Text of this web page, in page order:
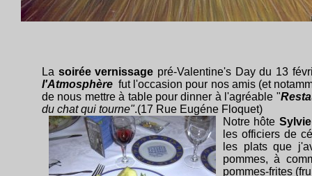
La soirée vernissage pré-Valentine's Day du 13
l'Atmosphère fut l'occasion pour nos amis (et
de nous mettre à table pour dinner à l'agréable "
du chat qui tourne".(17 Rue Eugéne Floquet)
Notre hôte
les officiers de
les plats que
pommes, à
pommes-frites